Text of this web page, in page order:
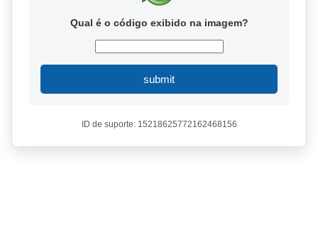
Qual é o código exibido na imagem?
submit
ID de suporte: 15218625772162468156